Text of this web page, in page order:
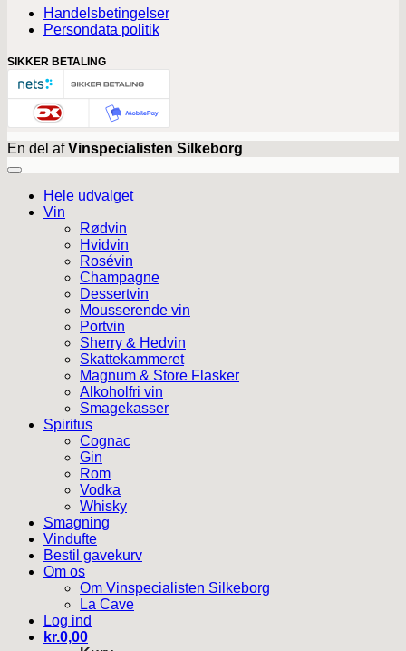
Handelsbetingelser
Persondata politik
SIKKER BETALING
En del afVinspecialisten Silkeborg
Hele udvalget
Vin
Rødvin
Hvidvin
Rosévin
Champagne
Dessertvin
Mousserende vin
Portvin
Sherry & Hedvin
Skattekammeret
Magnum & Store Flasker
Alkoholfri vin
Smagekasser
Spiritus
Cognac
Gin
Rom
Vodka
Whisky
Smagning
Vindufte
Bestil gavekurv
Om os
Om Vinspecialisten Silkeborg
La Cave
Log ind
kr.0,00